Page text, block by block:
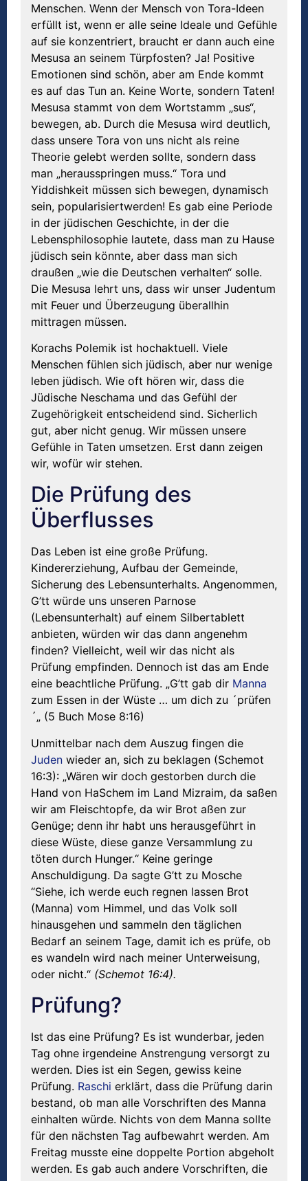
Menschen. Wenn der Mensch von Tora-Ideen
erfüllt ist, wenn er alle seine Ideale und Gefühle
auf sie konzentriert, braucht er dann auch eine
Mesusa an seinem Türpfosten? Ja! Positive
Emotionen sind schön, aber am Ende kommt
es auf das Tun an. Keine Worte, sondern Taten!
Mesusa stammt von dem Wortstamm „sus“,
bewegen, ab. Durch die Mesusa wird deutlich,
dass unsere Tora von uns nicht als reine
Theorie gelebt werden sollte, sondern dass
man „herausspringen muss.“ Tora und
Yiddishkeit müssen sich bewegen, dynamisch
sein, popularisiertwerden! Es gab eine Periode
in der jüdischen Geschichte, in der die
Lebensphilosophie lautete, dass man zu Hause
jüdisch sein könnte, aber dass man sich
draußen „wie die Deutschen verhalten“ solle.
Die Mesusa lehrt uns, dass wir unser Judentum
mit Feuer und Überzeugung überallhin
mittragen müssen.
Korachs Polemik ist hochaktuell. Viele
Menschen fühlen sich jüdisch, aber nur wenige
leben jüdisch. Wie oft hören wir, dass die
Jüdische Neschama und das Gefühl der
Zugehörigkeit entscheidend sind. Sicherlich
gut, aber nicht genug. Wir müssen unsere
Gefühle in Taten umsetzen. Erst dann zeigen
wir, wofür wir stehen.
Die Prüfung des
Überflusses
Das Leben ist eine große Prüfung.
Kindererziehung, Aufbau der Gemeinde,
Sicherung des Lebensunterhalts. Angenommen,
G’tt würde uns unseren Parnose
(Lebensunterhalt) auf einem Silbertablett
anbieten, würden wir das dann angenehm
finden? Vielleicht, weil wir das nicht als
Prüfung empfinden. Dennoch ist das am Ende
eine beachtliche Prüfung. „G’tt gab dir Manna
zum Essen in der Wüste … um dich zu ´prüfen
´„ (5 Buch Mose 8:16)
Unmittelbar nach dem Auszug fingen die
Juden wieder an, sich zu beklagen (Schemot
16:3): „Wären wir doch gestorben durch die
Hand von HaSchem im Land Mizraim, da saßen
wir am Fleischtopfe, da wir Brot aßen zur
Genüge; denn ihr habt uns herausgeführt in
diese Wüste, diese ganze Versammlung zu
töten durch Hunger.“ Keine geringe
Anschuldigung. Da sagte G’tt zu Mosche
“Siehe, ich werde euch regnen lassen Brot
(Manna) vom Himmel, und das Volk soll
hinausgehen und sammeln den täglichen
Bedarf an seinem Tage, damit ich es prüfe, ob
es wandeln wird nach meiner Unterweisung,
oder nicht.“ (Schemot 16:4).
Prüfung?
Ist das eine Prüfung? Es ist wunderbar, jeden
Tag ohne irgendeine Anstrengung versorgt zu
werden. Dies ist ein Segen, gewiss keine
Prüfung. Raschi erklärt, dass die Prüfung darin
bestand, ob man alle Vorschriften des Manna
einhalten würde. Nichts von dem Manna sollte
für den nächsten Tag aufbewahrt werden. Am
Freitag musste eine doppelte Portion abgeholt
werden. Es gab auch andere Vorschriften, die